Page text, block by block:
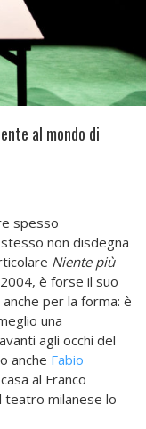
al mondo di
spesso
non disdegna
Niente più
è forse il suo
per la forma: è
una
agli occhi del
anche Fabio
al Franco
teatro milanese lo